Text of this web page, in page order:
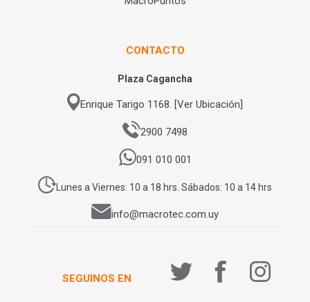
CONTACTO
Plaza Cagancha
Enrique Tarigo 1168. [Ver Ubicación]
2900 7498
091 010 001
Lunes a Viernes: 10 a 18 hrs. Sábados: 10 a 14 hrs
info@macrotec.com.uy
SEGUINOS EN